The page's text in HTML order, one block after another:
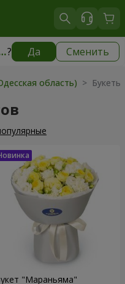
область)? Да Сменить
область) |595 грн
область) > Букеты
"Мараньяма"